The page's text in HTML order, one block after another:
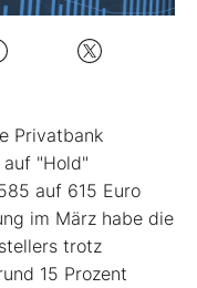
Privatbank
"Hold"
auf 615 Euro
im März habe die
trotz
15 Prozent